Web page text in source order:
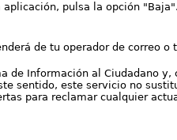
pulsa la opción "Baja".
de tu operador de correo o
Información al Ciudadano
sentido, este servicio no
para reclamar cualquier